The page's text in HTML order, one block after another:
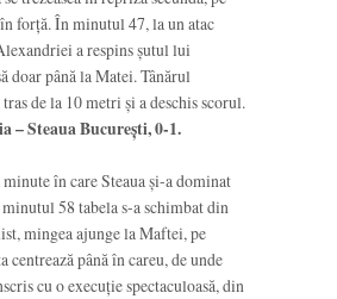
forță. În minutul 47, la un atac
a respins șutul lui
doar până la Matei. Tânărul
de la 10 metri și a deschis scorul.
– Steaua București, 0-1.
în care Steaua și-a dominat
58 tabela s-a schimbat din
mingea ajunge la Maftei, pe
centrează până în careu, de unde
cu o execuție spectaculoasă, din